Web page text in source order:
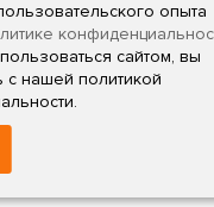
опыта
сайтом, вы
с нашей политикой